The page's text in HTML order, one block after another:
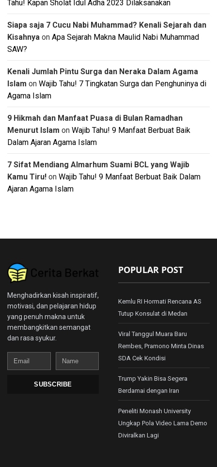
Tahu! Kapan Sholat Idul Adha 2023 Dilaksanakan
Siapa saja 7 Cucu Nabi Muhammad? Kenali Sejarah dan
Kisahnya on Apa Sejarah Makna Maulid Nabi Muhammad
SAW?
Kenali Jumlah Pintu Surga dan Neraka Dalam Agama
Islam on Wajib Tahu! 7 Tingkatan Surga dan Penghuninya di
Agama Islam
9 Hikmah dan Manfaat Puasa di Bulan Ramadhan
Menurut Islam on Wajib Tahu! 9 Manfaat Berbuat Baik
Dalam Ajaran Agama Islam
7 Sifat Mendiang Almarhum Suami BCL yang Wajib
Kamu Tiru! on Wajib Tahu! 9 Manfaat Berbuat Baik Dalam
Ajaran Agama Islam
Menghadirkan kisah inspiratif,
motivasi, dan pelajaran hidup
yang penuh makna untuk
membangkitkan semangat
dan rasa syukur.
Email
Name
SUBSCRIBE
POPULAR POST
Kemlu RI Hormati Rencana AS
Tutup Konsulat di Medan
Viral Tanggul Muara Baru
Rembes, Pramono Minta Dinas
SDA Cek Kondisi
Trump Yakin Bisa Segera
Berdamai dengan Iran
Peneliti Monash University
Ungkap Pola Video Lama Demo
Diviralkan Lagi